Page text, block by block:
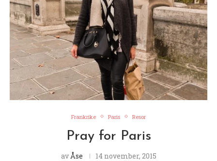
Frankrike Paris Resor
Pray for Paris
av Åse 14 november, 2015